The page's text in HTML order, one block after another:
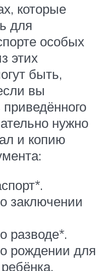
которые
для
особых
этих
быть,
вы
нужно
и копию
заключении
разводе*.
рождении для